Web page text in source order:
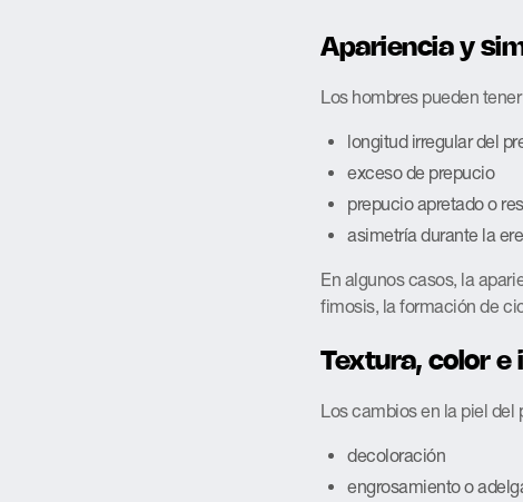
Apariencia y
Los hombres pueden
longitud irregular del
exceso de prepucio
prepucio apretado o
asimetría durante la
En algunos casos, la
fimosis, la formación de
Textura, color e
Los cambios en la piel del
decoloración
engrosamiento o